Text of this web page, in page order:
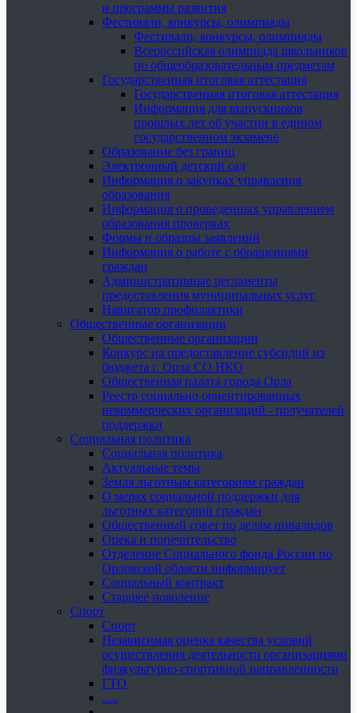
и программы развития
Фестивали, конкурсы, олимпиады
Фестивали, конкурсы, олимпиады
Всероссийская олимпиада школьников
по общеобразовательным предметам
Государственная итоговая аттестация
Государственная итоговая аттестация
Информация для выпускников
прошлых лет об участии в едином
государственном экзамене
Образование без границ
Электронный детский сад
Информация о закупках управления
образования
Информация о проведенных управлением
образования проверках
Формы и образцы заявлений
Информация о работе с обращениями
граждан
Административные регламенты
предоставления муниципальных услуг
Навигатор профилактики
Общественные организации
Общественные организации
Конкурс на предоставление субсидий из
бюджета г. Орла СО НКО
Общественная палата города Орла
Реестр социально ориентированных
некоммерческих организаций - получателей
поддержки
Социальная политика
Социальная политика
Актуальные темы
Земля льготным категориям граждан
О мерах социальной поддержки для
льготных категорий граждан
Общественный совет по делам инвалидов
Опека и попечительство
Отделение Социального фонда России по
Орловской области информирует
Социальный контракт
Старшее поколение
Спорт
Спорт
Независимая оценка качества условий
осуществления деятельности организациями
физкультурно-спортивной направленности
ГТО
.....